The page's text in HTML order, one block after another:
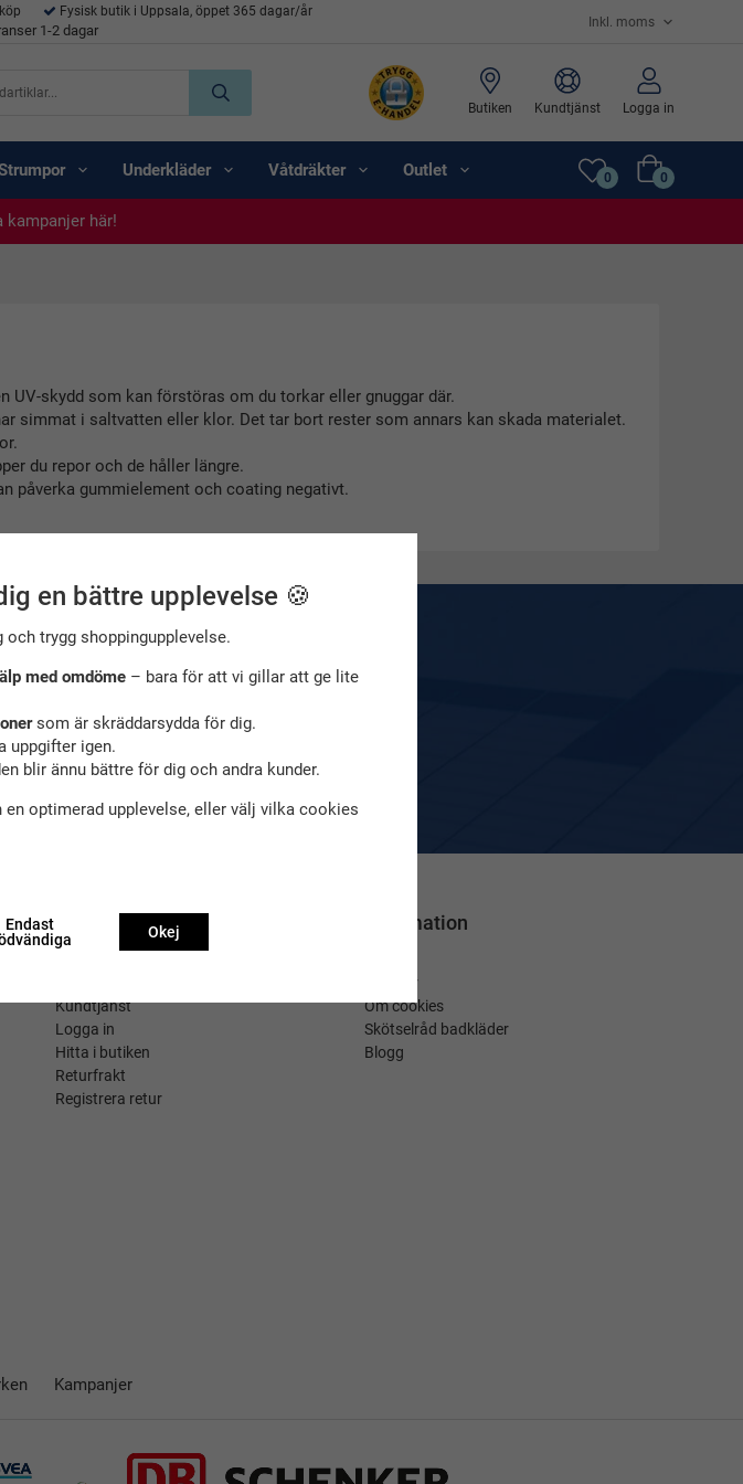
Fysisk butik i Uppsala, öppet 365 dagar/år
1-2 dagar
Butiken Kundtjänst Logga in
Underkläder Våtdräkter Outlet 0 0
här!
kampanjer här!
kampanjer här!
kampanjer här!
UV-skydd som kan förstöras om du torkar eller gnuggar där.
simmat i saltvatten eller klor. Det tar bort rester som annars kan skada materialet.
du repor och de håller längre.
påverka gummielement och coating negativt.
& nyheter!
Prenumerera
användas till våra nyhetsbrev.
Kundtjänst
Logga in
Hitta i butiken
Returfrakt
Registrera retur
Information
Nyheter
Om cookies
Skötselråd badkläder
Blogg
Kampanjer
en bättre upplevelse 🍪
trygg shoppingupplevelse.
med omdöme– bara för att vi gillar att ge lite
som är skräddarsydda för dig.
uppgifter igen.
blir ännu bättre för dig och andra kunder.
optimerad upplevelse, eller välj vilka cookies
Endast
Okej